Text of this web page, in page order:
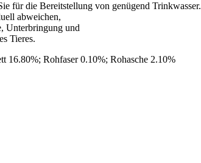
für die Bereitstellung von genügend Trinkwasser.
abweichen,
Unterbringung und
Tieres.
16.80%; Rohfaser 0.10%; Rohasche 2.10%